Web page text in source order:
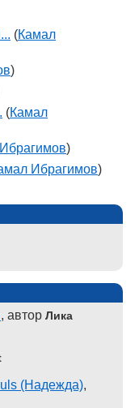
(Камал
)
(Камал
)
Ибрагимов)
, автор Лика
(Надежда),